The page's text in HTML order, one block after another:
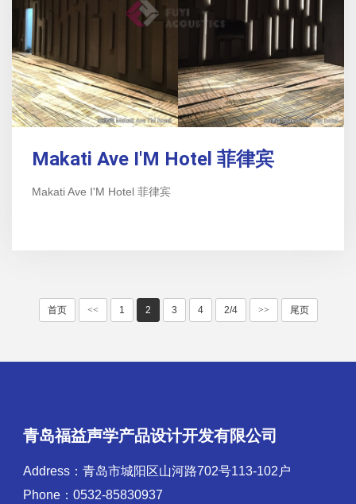
Makati Ave I'M Hotel 菲律宾
Makati Ave I'M Hotel 菲律宾
首页 << 1 2 3 4 2/4 >> 尾页
青岛福益声学产品设计开发有限公司
Address：青岛市城阳区山河路702号113-102户
Phone：0532-85830937